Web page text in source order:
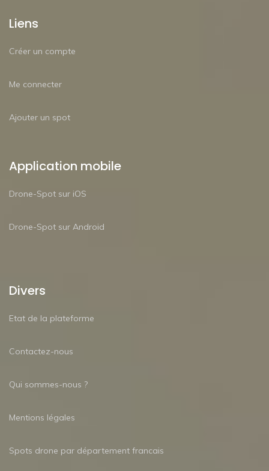
Liens
Créer un compte
Me connecter
Ajouter un spot
Application mobile
Drone-Spot sur iOS
Drone-Spot sur Android
Divers
Etat de la plateforme
Contactez-nous
Qui sommes-nous ?
Mentions légales
Spots drone par département francais